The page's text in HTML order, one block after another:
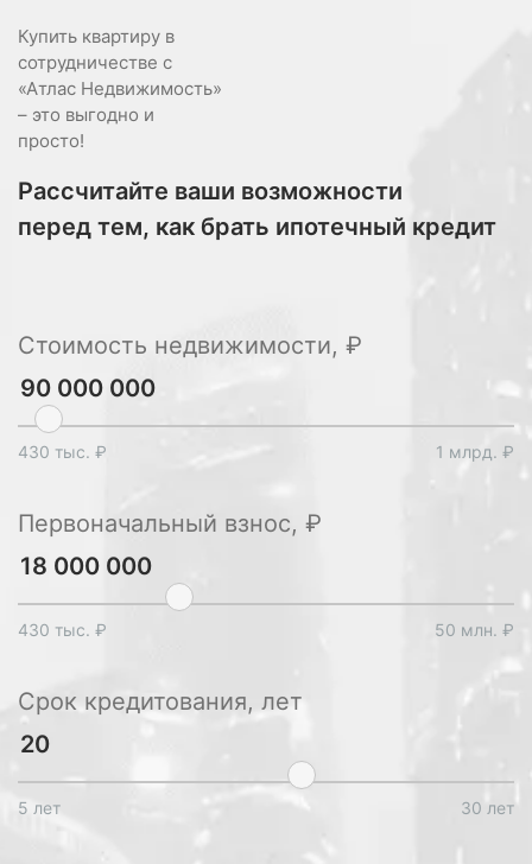
Купить квартиру в
сотрудничестве с
«Атлас Недвижимость»
– это выгодно и
просто!
Рассчитайте ваши возможности
перед тем, как брать ипотечный кредит
Стоимость недвижимости, ₽
430 тыс. ₽ 1 млрд. ₽
Первоначальный взнос, ₽
430 тыс. ₽ 50 млн. ₽
Срок кредитования, лет
5 лет 30 лет